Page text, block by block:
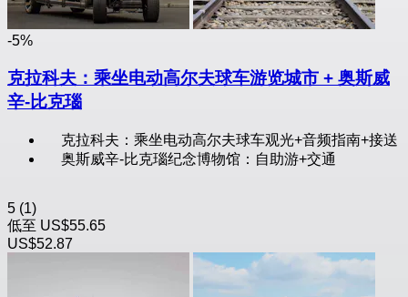
-5%
克拉科夫：乘坐电动高尔夫球车游览城市 + 奥斯威
辛-比克瑙
克拉科夫：乘坐电动高尔夫球车观光+音频指南+接送
奥斯威辛-比克瑙纪念博物馆：自助游+交通
5 (1)
低至 US$55.65
US$52.87